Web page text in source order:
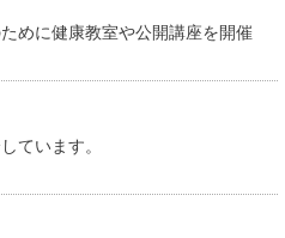
めに健康教室や公開講座を開催
ています。